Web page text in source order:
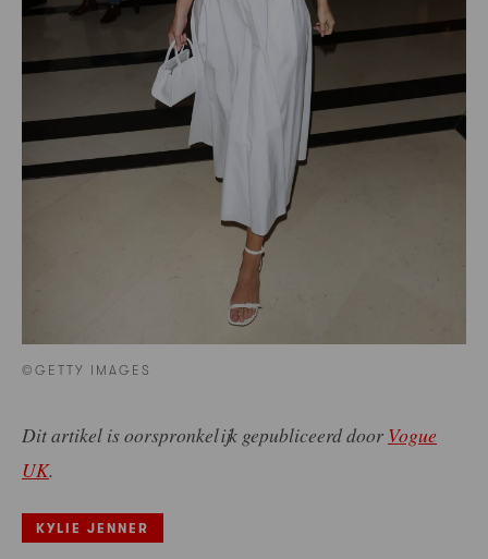
©GETTY IMAGES
Dit artikel is oorspronkelijk gepubliceerd door Vogue
UK.
KYLIE JENNER